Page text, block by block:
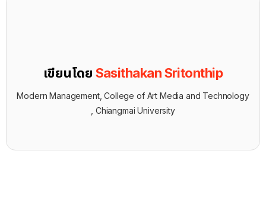
เขียนโดย Sasithakan Sritonthip
Modern Management, College of Art Media and Technology
, Chiangmai University